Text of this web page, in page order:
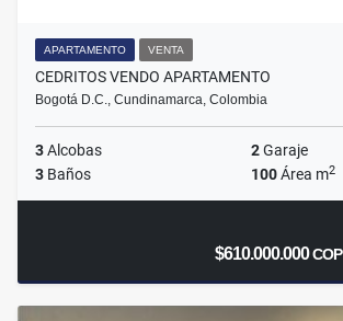
APARTAMENTO VENTA
CEDRITOS VENDO APARTAMENTO
Bogotá D.C., Cundinamarca, Colombia
3Alcobas 2Garaje
3 Baños 100Área m2
$610.000.000COP